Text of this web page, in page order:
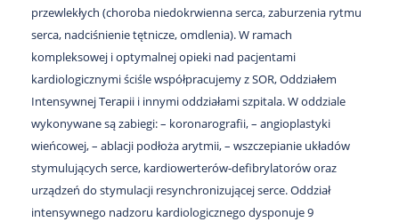
przewlekłych (choroba niedokrwienna serca, zaburzenia rytmu
serca, nadciśnienie tętnicze, omdlenia). W ramach
kompleksowej i optymalnej opieki nad pacjentami
kardiologicznymi ściśle współpracujemy z SOR, Oddziałem
Intensywnej Terapii i innymi oddziałami szpitala. W oddziale
wykonywane są zabiegi: – koronarografii, – angioplastyki
wieńcowej, – ablacji podłoża arytmii, – wszczepianie układów
stymulujących serce, kardiowerterów-defibrylatorów oraz
urządzeń do stymulacji resynchronizującej serce. Oddział
intensywnego nadzoru kardiologicznego dysponuje 9